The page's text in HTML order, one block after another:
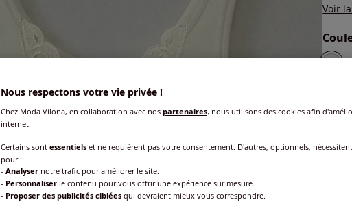
Voir
Nous respectons votre vie privée !
Chez Moda Vilona, en collaboration avec nos partenaires, nous utilisons des cookies afin
internet.
Certains sont essentiels et ne requièrent pas votre consentement. D'autres, optionnels,
pour :
- Analyser notre trafic pour améliorer le site.
- Personnaliser le contenu pour vous offrir une expérience sur mesure.
- Proposer des publicités ciblées qui devraient mieux vous correspondre.